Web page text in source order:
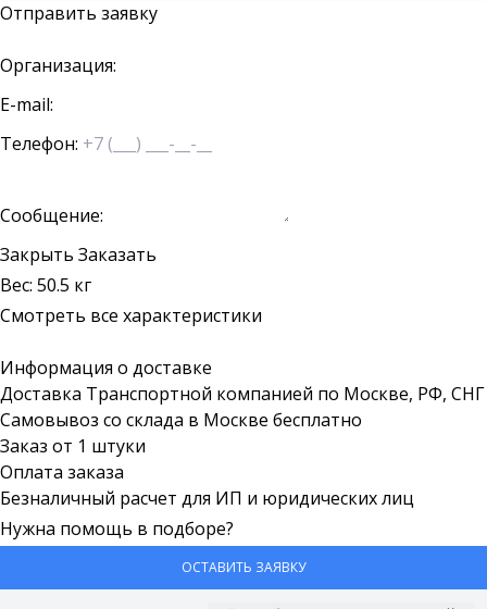
Отправить заявку
Организация:
E-mail:
Телефон:
Сообщение:
Закрыть Заказать
Вес: 50.5 кг
Смотреть все характеристики
Информация о доставке
Доставка Транспортной компанией по Москве, РФ, СНГ
Самовывоз со склада в Москве бесплатно
Заказ от 1 штуки
Оплата заказа
Безналичный расчет для ИП и юридических лиц
Нужна помощь в подборе?
ОСТАВИТЬ ЗАЯВКУ